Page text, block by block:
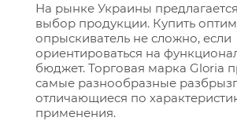
На рынке Украины
выбор продукции. Купить
опрыскиватель не сложно, если
ориентироваться на
бюджет. Торговая марка Gloria
самые разнообразные
отличающиеся по
применения.